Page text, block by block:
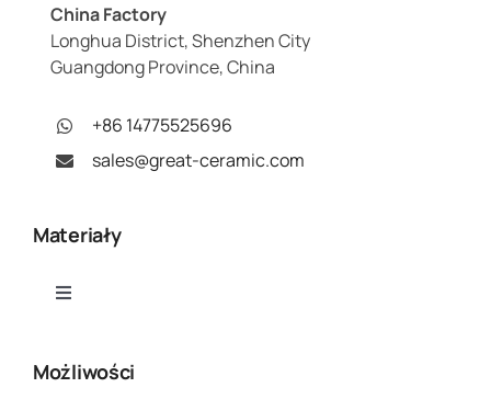
China Factory
Longhua District, Shenzhen City
Guangdong Province, China
+86 14775525696
sales@great-ceramic.com
Materiały
Toggle
Możliwości